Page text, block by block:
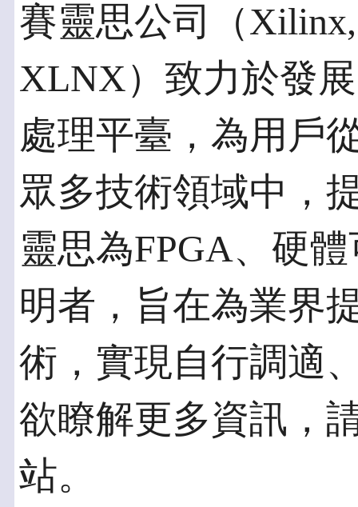
賽靈思公司（
XLNX）致力於發
處理平臺，為用戶
眾多技術領域中，
靈思為FPGA、硬
明者，旨在為業界
術，實現自行調適
欲瞭解更多資訊，
站。